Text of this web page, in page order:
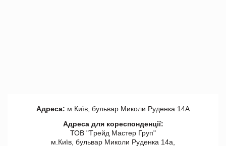
Адреса: м.Київ, бульвар Миколи Руденка 14А
Адреса для кореспонденції:
ТОВ "Tрейд Мастер Груп"
м.Київ, бульвар Миколи Руденка 14а,